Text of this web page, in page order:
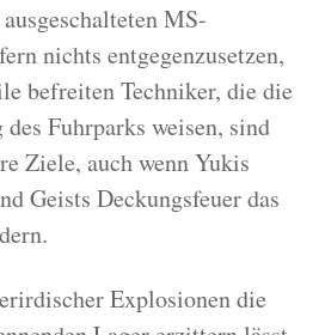
MS-
nichts entgegenzusetzen,
befreiten Techniker, die die
Fuhrparks weisen, sind
Ziele, auch wenn Yukis
Geists Deckungsfeuer das
Explosionen die